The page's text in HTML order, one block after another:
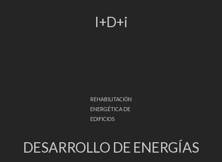
I+D+i
REHABILITACIÓN
ENERGÉTICA DE
EDIFICIOS
DESARROLLO DE ENERGÍAS